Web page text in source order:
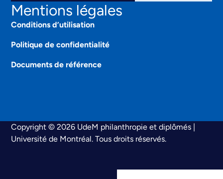
Mentions légales
Conditions d’utilisation
Politique de confidentialité
Documents de référence
Copyright © 2026 UdeM philanthropie et diplômés |
Université de Montréal. Tous droits réservés.